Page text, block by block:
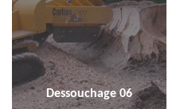
Dessouchage 06